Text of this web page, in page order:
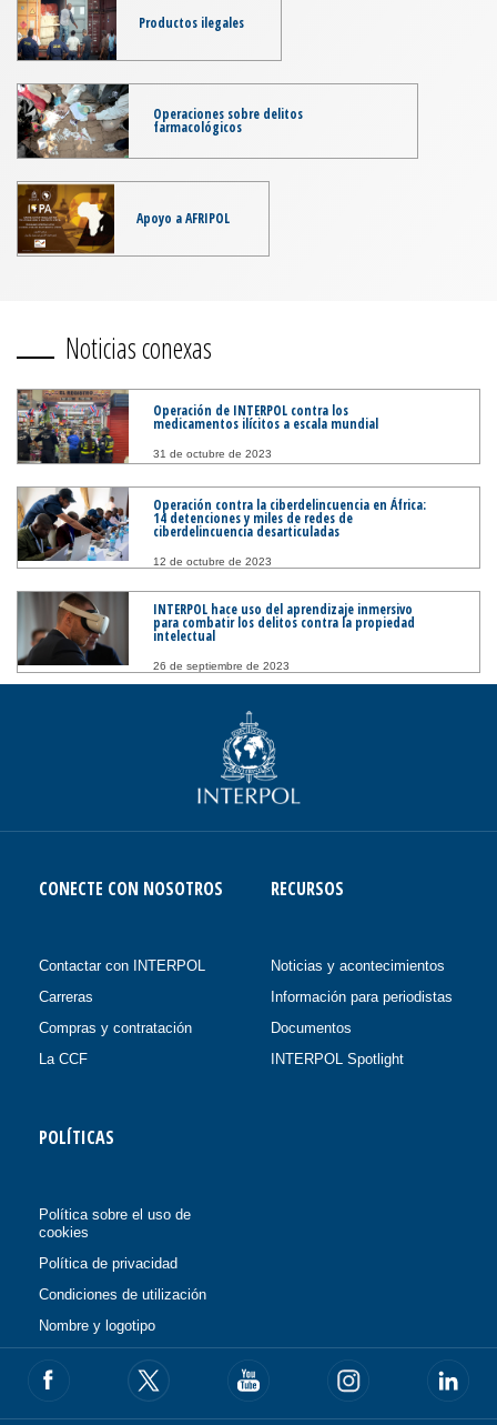
Productos ilegales
Operaciones sobre delitos
farmacológicos
Apoyo a AFRIPOL
Noticias conexas
Operación de INTERPOL contra los
medicamentos ilícitos a escala mundial
31 de octubre de 2023
Operación contra la ciberdelincuencia en África:
14 detenciones y miles de redes de
ciberdelincuencia desarticuladas
12 de octubre de 2023
INTERPOL hace uso del aprendizaje inmersivo
para combatir los delitos contra la propiedad
intelectual
26 de septiembre de 2023
CONECTE CON NOSOTROS
Contactar con INTERPOL
Carreras
Compras y contratación
La CCF
RECURSOS
Noticias y acontecimientos
Información para periodistas
Documentos
INTERPOL Spotlight
POLÍTICAS
Política sobre el uso de
cookies
Política de privacidad
Condiciones de utilización
Nombre y logotipo